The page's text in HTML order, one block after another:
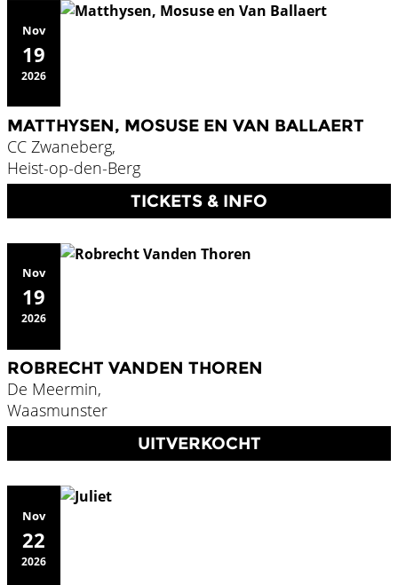
Nov
19
2026
MATTHYSEN, MOSUSE EN VAN BALLAERT
CC Zwaneberg,
Heist-op-den-Berg
TICKETS & INFO
Nov
19
2026
ROBRECHT VANDEN THOREN
De Meermin,
Waasmunster
UITVERKOCHT
Nov
22
2026